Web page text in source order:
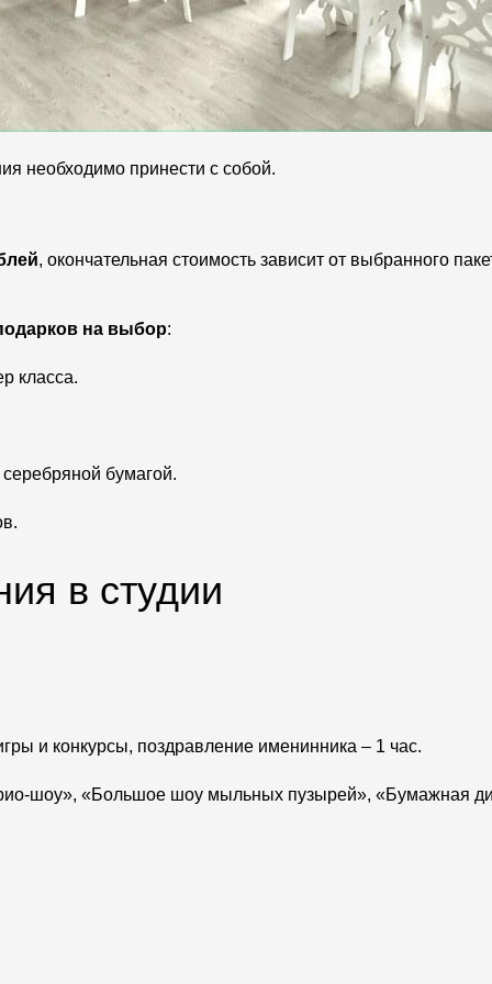
необходимо принести с собой.
, окончательная стоимость зависит от выбранного
на выбор:
класса.
бумагой.
в студии
и конкурсы, поздравление именинника – 1 час.
шоу», «Большое шоу мыльных пузырей», «Бумажная